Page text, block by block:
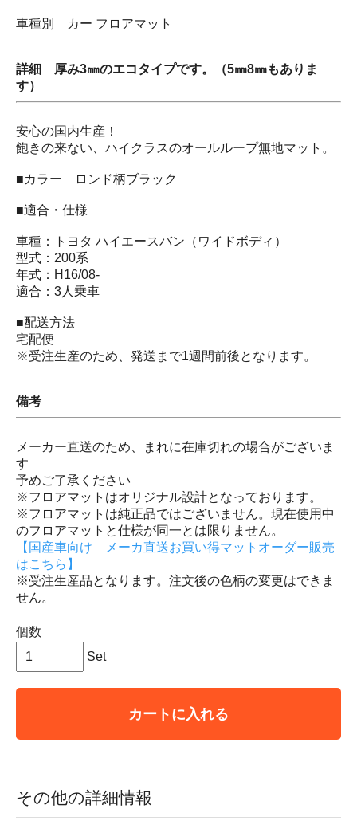
車種別 カー フロアマット
詳細 厚み3㎜のエコタイプです。（5㎜8㎜もありま
す）
安心の国内生産！
飽きの来ない、ハイクラスのオールループ無地マット。
■カラー ロンド柄ブラック
■適合・仕様
車種：トヨタ ハイエースバン（ワイドボディ）
型式：200系
年式：H16/08-
適合：3人乗車
■配送方法
宅配便
※受注生産のため、発送まで1週間前後となります。
備考
メーカー直送のため、まれに在庫切れの場合がございま
す
予めご了承ください
※フロアマットはオリジナル設計となっております。
※フロアマットは純正品ではございません。現在使用中
のフロアマットと仕様が同一とは限りません。
【国産車向け メーカ直送お買い得マットオーダー販売
はこちら】
※受注生産品となります。注文後の色柄の変更はできま
せん。
個数
Set
カートに入れる
その他の詳細情報